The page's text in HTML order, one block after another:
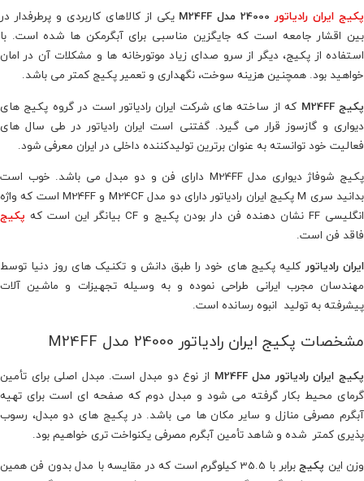
پکیج ایران رادیاتور24000 مدل M24FF
یکی از کالاهای کاربردی و پرطرفدار در
بین اقشار جامعه است که جایگزین مناسبی برای آبگرمکن ها شده است. با
استفاده از پکیج، دیگر از سرو صدای زیاد موتورخانه ها و مشکلات آن در امان
خواهید بود. همچنین هزینه سوخت، نگهداری و تعمیر پکیج کمتر می باشد.
پکیج M24FF
که از ساخته های شرکت ایران رادیاتور است در گروه پکیج های
دیواری و گازسوز قرار می گیرد. گفتنی است ایران رادیاتور در طی سال های
فعالیت خود توانسته به عنوان برترین تولیدکننده داخلی در ایران معرفی شود.
پکیج شوفاژ دیواری مدل M24FF دارای فن و دو مبدل می باشد. خوب است
بدانید سری M پکیج ایران رادیاتور دارای دو مدل M24CF و M24FF است که واژه
انگلیسی FF نشان دهنده فن دار بودن پکیج و CF بیانگر این است که
پکیج
فاقد فن است.
ایران رادیاتورکلیه پکیج های خود را طبق دانش و تکنیک های روز دنیا توسط
مهندسان مجرب ایرانی طراحی نموده و به وسیله تجهیزات و ماشین آلات
پیشرفته به تولید انبوه رسانده است.
مشخصات پکیج ایران رادیاتور 24000 مدل M24FF
پکیج ایران رادیاتور مدل M24FF
از نوع دو مبدل است. مبدل اصلی برای تأمین
گرمای محیط بکار گرفته می شود و مبدل دوم که صفحه ای است برای تهیه
آبگرم مصرفی منازل و سایر مکان ها می باشد. در پکیج های دو مبدل، رسوب
پذیری کمتر شده و شاهد تأمین آبگرم مصرفی یکنواخت تری خواهیم بود.
وزن این پکیج
برابر با 35.5 کیلوگرم است که در مقایسه با مدل بدون فن همین